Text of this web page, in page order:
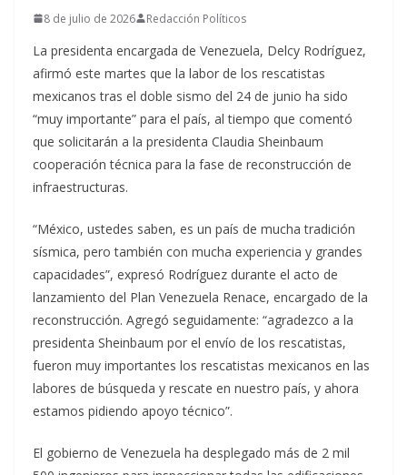
8 de julio de 2026 Redacción Políticos
La presidenta encargada de Venezuela, Delcy Rodríguez,
afirmó este martes que la labor de los rescatistas
mexicanos tras el doble sismo del 24 de junio ha sido
“muy importante” para el país, al tiempo que comentó
que solicitarán a la presidenta Claudia Sheinbaum
cooperación técnica para la fase de reconstrucción de
infraestructuras.
“México, ustedes saben, es un país de mucha tradición
sísmica, pero también con mucha experiencia y grandes
capacidades”, expresó Rodríguez durante el acto de
lanzamiento del Plan Venezuela Renace, encargado de la
reconstrucción. Agregó seguidamente: “agradezco a la
presidenta Sheinbaum por el envío de los rescatistas,
fueron muy importantes los rescatistas mexicanos en las
labores de búsqueda y rescate en nuestro país, y ahora
estamos pidiendo apoyo técnico”.
El gobierno de Venezuela ha desplegado más de 2 mil